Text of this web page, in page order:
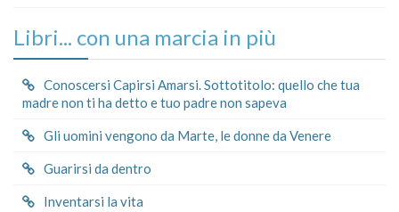
Libri... con una marcia in più
Conoscersi Capirsi Amarsi. Sottotitolo: quello che tua
madre non ti ha detto e tuo padre non sapeva
Gli uomini vengono da Marte, le donne da Venere
Guarirsi da dentro
Inventarsi la vita